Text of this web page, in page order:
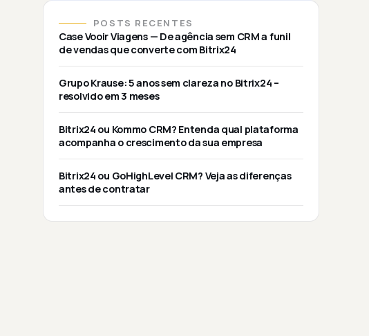
POSTS RECENTES
Case Vooir Viagens — De agência sem CRM a funil
de vendas que converte com Bitrix24
Grupo Krause: 5 anos sem clareza no Bitrix24 –
resolvido em 3 meses
Bitrix24 ou Kommo CRM? Entenda qual plataforma
acompanha o crescimento da sua empresa
Bitrix24 ou GoHighLevel CRM? Veja as diferenças
antes de contratar